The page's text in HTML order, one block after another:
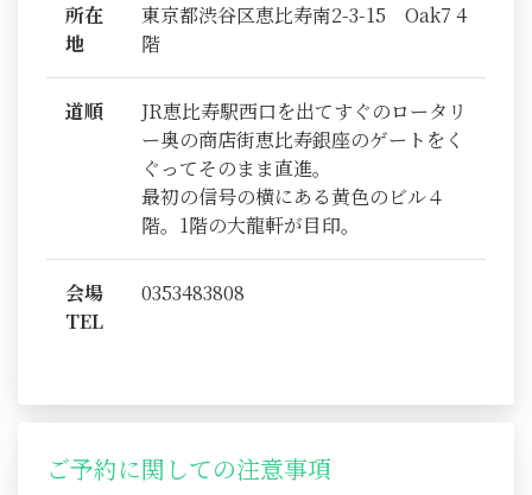
所在
地
東京都渋谷区恵比寿南2-3-15 Oak7 4
階
道順
JR恵比寿駅西口を出てすぐのロータリ
ー奥の商店街恵比寿銀座のゲートをく
ぐってそのまま直進。
最初の信号の横にある黄色のビル４
階。1階の大龍軒が目印。
会場
TEL
0353483808
ご予約に関しての注意事項